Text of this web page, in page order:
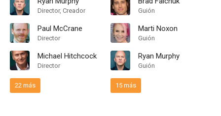
Director, Creador
Paul McCrane
Director
Michael Hitchcock
Director
22 más
Guión
Marti Noxon
Guión
Ryan Murphy
Guión
15 más